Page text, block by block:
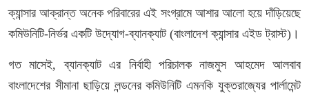
ক্যান্সার আক্রান্ত অনেক পরিবারের এই সংগ্রামে আশার আলো হয়ে দাঁড়িয়েছে
কমিউনিটি-নির্ভর একটি উদ্যোগ-ব্যানক্যাট (বাংলাদেশ ক্যান্সার এইড ট্রাস্ট)।
গত মাসেই, ব্যানক্যাট এর নির্বাহী পরিচালক নাজমুস আহমেদ আলবাব
বাংলাদেশের সীমানা ছাড়িয়ে লন্ডনের কমিউনিটি এমনকি যুক্তরাজ্যের পার্লামেন্ট